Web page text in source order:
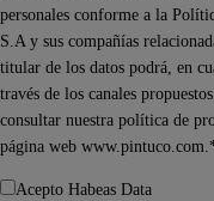
personales conforme a la
S.A y sus compañías
titular de los datos podrá, en
través de los canales
consultar nuestra política de
página web
Acepto Habeas Data